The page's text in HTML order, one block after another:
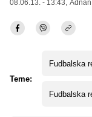
08.06.13. - 13:43,
Teme:
Fudbalska
Fudbalska